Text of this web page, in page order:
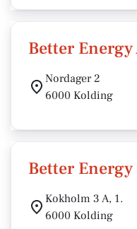
Better Energy
Nordager 2
6000 Kolding
Better
Kokholm 3 A, 1.
6000 Kolding